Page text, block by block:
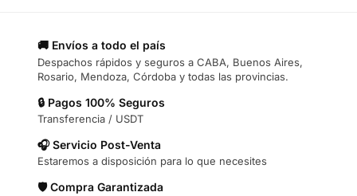
🚚 Envíos a todo el país
Despachos rápidos y seguros a CABA, Buenos Aires,
Rosario, Mendoza, Córdoba y todas las provincias.
🔒 Pagos 100% Seguros
Transferencia / USDT
🎧 Servicio Post-Venta
Estaremos a disposición para lo que necesites
🛡️ Compra Garantizada